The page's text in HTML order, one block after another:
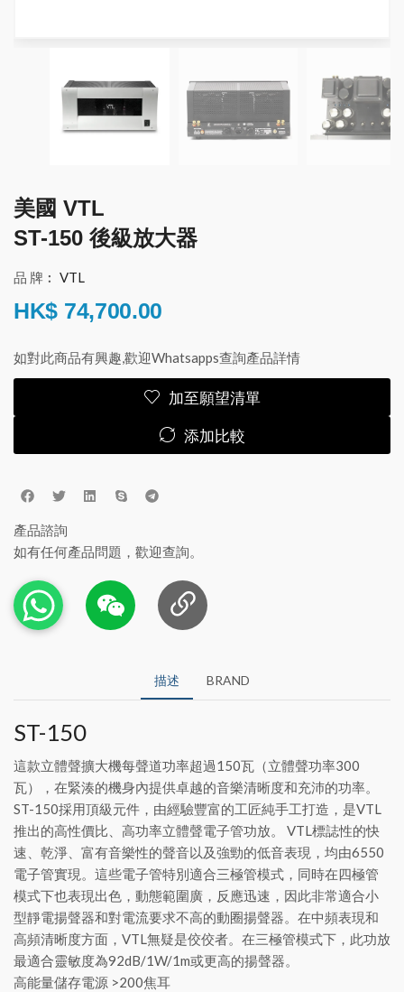
美國 VTL
ST-150 後級放大器
品 牌︰ VTL
HK$ 74,700.00
如對此商品有興趣,歡迎Whatsapps查詢產品詳情
加至願望清單
添加比較
產品諮詢
如有任何產品問題，歡迎查詢。
描述 BRAND
ST-150
這款立體聲擴大機每聲道功率超過150瓦（立體聲功率300
瓦），在緊湊的機身內提供卓越的音樂清晰度和充沛的功率。
ST-150採用頂級元件，由經驗豐富的工匠純手工打造，是VTL
推出的高性價比、高功率立體聲電子管功放。 VTL標誌性的快
速、乾淨、富有音樂性的聲音以及強勁的低音表現，均由6550
電子管實現。這些電子管特別適合三極管模式，同時在四極管
模式下也表現出色，動態範圍廣，反應迅速，因此非常適合小
型靜電揚聲器和對電流要求不高的動圈揚聲器。在中頻表現和
高頻清晰度方面，VTL無疑是佼佼者。在三極管模式下，此功放
最適合靈敏度為92dB/1W/1m或更高的揚聲器。
高能量儲存電源 >200焦耳